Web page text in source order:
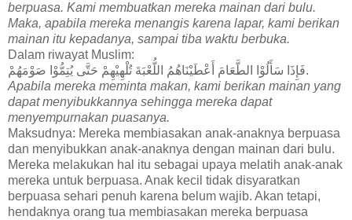
berpuasa. Kami membuatkan mereka mainan dari bulu.
Maka, apabila mereka menangis karena lapar, kami berikan
mainan itu kepadanya, sampai tiba waktu berbuka.
Dalam riwayat Muslim:
فَإِذَا سَأَلُوْا الطَّعَامَ أَعْطَيْنَاهُمُ اللُّعْبَةَ تُلْهِيْهِمْ حَتَّى يُتِمُّوْا صَوْمَهُمْ.
Apabila mereka meminta makan, kami berikan mainan yang
dapat menyibukkannya sehingga mereka dapat
menyempurnakan puasanya.
Maksudnya: Mereka membiasakan anak-anaknya berpuasa
dan menyibukkan anak-anaknya dengan mainan dari bulu.
Mereka melakukan hal itu sebagai upaya melatih anak-anak
mereka untuk berpuasa. Anak kecil tidak disyaratkan
berpuasa sehari penuh karena belum wajib. Akan tetapi,
hendaknya orang tua membiasakan mereka berpuasa